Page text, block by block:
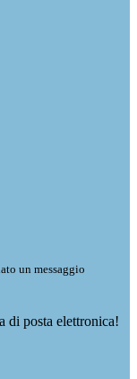
un messaggio
di posta elettronica!